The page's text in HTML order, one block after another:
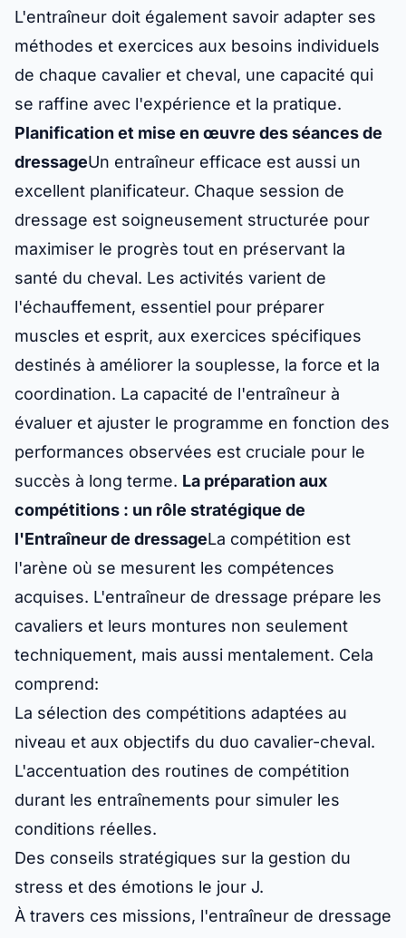
L'entraîneur doit également savoir adapter ses
méthodes et exercices aux besoins individuels
de chaque cavalier et cheval, une capacité qui
se raffine avec l'expérience et la pratique.
Planification et mise en œuvre des séances de
dressageUn entraîneur efficace est aussi un
excellent planificateur. Chaque session de
dressage est soigneusement structurée pour
maximiser le progrès tout en préservant la
santé du cheval. Les activités varient de
l'échauffement, essentiel pour préparer
muscles et esprit, aux exercices spécifiques
destinés à améliorer la souplesse, la force et la
coordination. La capacité de l'entraîneur à
évaluer et ajuster le programme en fonction des
performances observées est cruciale pour le
succès à long terme. La préparation aux
compétitions : un rôle stratégique de
l'Entraîneur de dressageLa compétition est
l'arène où se mesurent les compétences
acquises. L'entraîneur de dressage prépare les
cavaliers et leurs montures non seulement
techniquement, mais aussi mentalement. Cela
comprend:
La sélection des compétitions adaptées au
niveau et aux objectifs du duo cavalier-cheval.
L'accentuation des routines de compétition
durant les entraînements pour simuler les
conditions réelles.
Des conseils stratégiques sur la gestion du
stress et des émotions le jour J.
À travers ces missions, l'entraîneur de dressage